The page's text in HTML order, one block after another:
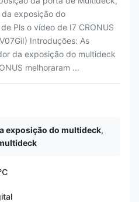
exposição do
Pls o vídeo de I7 CRONUS
Introduções: As
da exposição do multideck
melhoraram ...
exposição do multideck,